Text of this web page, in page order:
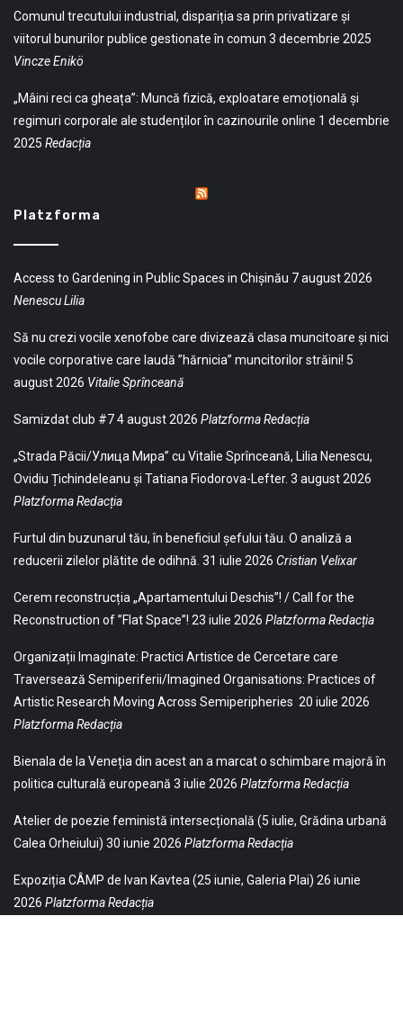
Comunul trecutului industrial, dispariția sa prin privatizare și
viitorul bunurilor publice gestionate în comun 3 decembrie 2025
Vincze Enikö
„Mâini reci ca gheața”: Muncă fizică, exploatare emoțională și
regimuri corporale ale studenților în cazinourile online 1 decembrie
2025 Redacția
Platzforma
Access to Gardening in Public Spaces in Chișinău 7 august 2026
Nenescu Lilia
Să nu crezi vocile xenofobe care divizează clasa muncitoare și nici
vocile corporative care laudă ”hărnicia” muncitorilor străini! 5
august 2026 Vitalie Sprînceană
Samizdat club #74 august 2026 Platzforma Redacția
„Strada Păcii/Улица Мира” cu Vitalie Sprînceană, Lilia Nenescu,
Ovidiu Țichindeleanu și Tatiana Fiodorova-Lefter. 3 august 2026
Platzforma Redacția
Furtul din buzunarul tău, în beneficiul șefului tău. O analiză a
reducerii zilelor plătite de odihnă. 31 iulie 2026 Cristian Velixar
Cerem reconstrucția „Apartamentului Deschis”! / Call for the
Reconstruction of ”Flat Space”! 23 iulie 2026 Platzforma Redacția
Organizații Imaginate: Practici Artistice de Cercetare care
Traversează Semiperiferii/Imagined Organisations: Practices of
Artistic Research Moving Across Semiperipheries 20 iulie 2026
Platzforma Redacția
Bienala de la Veneția din acest an a marcat o schimbare majoră în
politica culturală europeană 3 iulie 2026 Platzforma Redacția
Atelier de poezie feministă intersecțională (5 iulie, Grădina urbană
Calea Orheiului) 30 iunie 2026 Platzforma Redacția
Expoziția CÂMP de Ivan Kavtea (25 iunie, Galeria Plai) 26 iunie
2026 Platzforma Redacția